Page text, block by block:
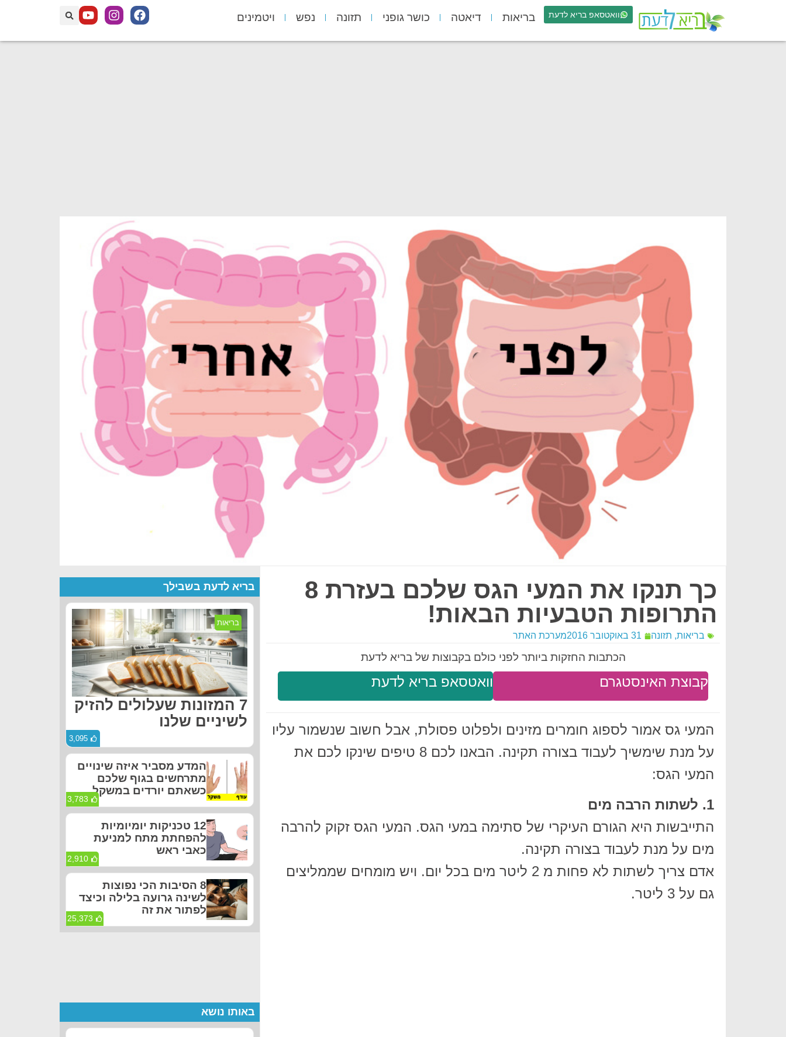
וואטסאפ בריא לדעת בריאות דיאטה כושר גופני תזונה נפש ויטמינים
כך תנקו את המעי הגס שלכם בעזרת 8
התרופות הטבעיות הבאות!
בריאות, תזונה 31 באוקטובר 2016 מערכת האתר
הכתבות החזקות ביותר לפני כולם בקבוצות של בריא לדעת
וואטסאפ בריא לדעת קבוצת האינסטגרם
המעי גס אמור לספוג חומרים מזינים ולפלוט פסולת, אבל חשוב שנשמור עליו
על מנת שימשיך לעבוד בצורה תקינה. הבאנו לכם 8 טיפים שינקו לכם את
המעי הגס:
1. לשתות הרבה מים
התייבשות היא הגורם העיקרי של סתימה במעי הגס. המעי הגס זקוק להרבה
מים על מנת לעבוד בצורה תקינה.
אדם צריך לשתות לא פחות מ 2 ליטר מים בכל יום. ויש מומחים שממליצים
גם על 3 ליטר.
בריא לדעת בשבילך
בריאות
7 המזונות שעלולים להזיק
לשיניים שלנו
3,095
המדע מסביר איזה שינויים
מתרחשים בגוף שלכם
כשאתם יורדים במשקל
3,783
12 טכניקות יומיומיות
להפחתת מתח למניעת
כאבי ראש
2,910
8 הסיבות הכי נפוצות
לשינה גרועה בלילה וכיצד
לפתור את זה
25,373
באותו נושא